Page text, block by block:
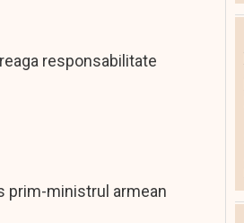
responsabilitate
prim-ministrul armean